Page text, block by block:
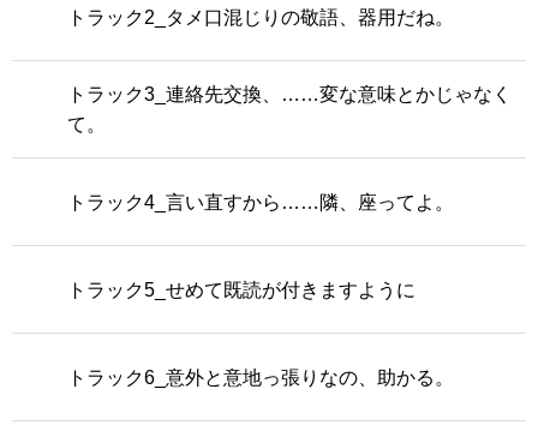
トラック2_タメ口混じりの敬語、器用だね。
トラック3_連絡先交換、……変な意味とかじゃなく
て。
トラック4_言い直すから……隣、座ってよ。
トラック5_せめて既読が付きますように
トラック6_意外と意地っ張りなの、助かる。